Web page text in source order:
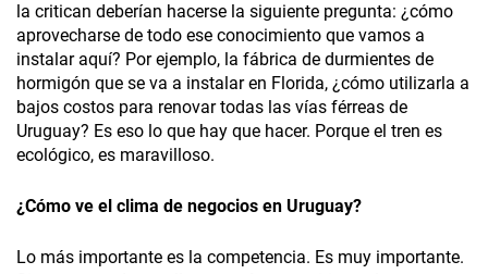
la critican deberían hacerse la siguiente pregunta: ¿cómo
aprovecharse de todo ese conocimiento que vamos a
instalar aquí? Por ejemplo, la fábrica de durmientes de
hormigón que se va a instalar en Florida, ¿cómo utilizarla a
bajos costos para renovar todas las vías férreas de
Uruguay? Es eso lo que hay que hacer. Porque el tren es
ecológico, es maravilloso.
¿Cómo ve el clima de negocios en Uruguay?
Lo más importante es la competencia. Es muy importante.